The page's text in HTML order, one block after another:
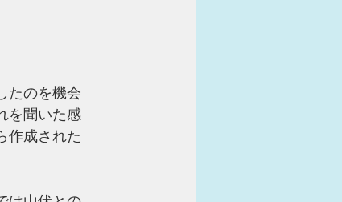
たのを機会
を聞いた感
作成された